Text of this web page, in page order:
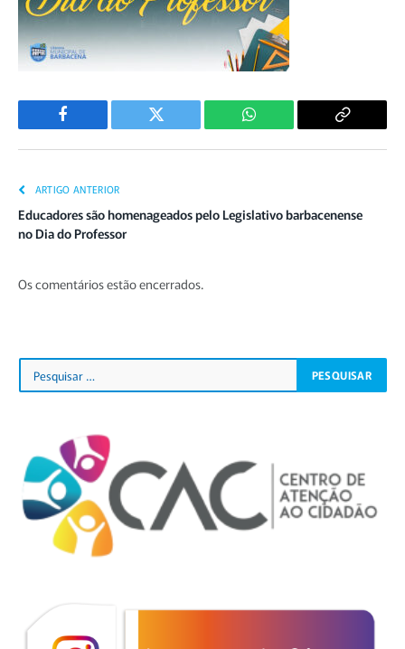
Facebook Twitter WhatsApp
Copiar
ARTIGO ANTERIOR
Educadores são homenageados pelo Legislativo barbacenense
no Dia do Professor
Os comentários estão encerrados.